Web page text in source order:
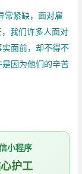
常紧缺，面对雇
我们许多人面对
面前，却不得不
因为他们的辛苦
小程序
护工